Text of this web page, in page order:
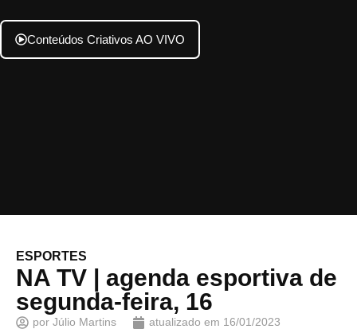
Conteúdos Criativos AO VIVO
ESPORTES
NA TV | agenda esportiva de
segunda-feira, 16
por Júlio Martins atualizado em 16/01/2023